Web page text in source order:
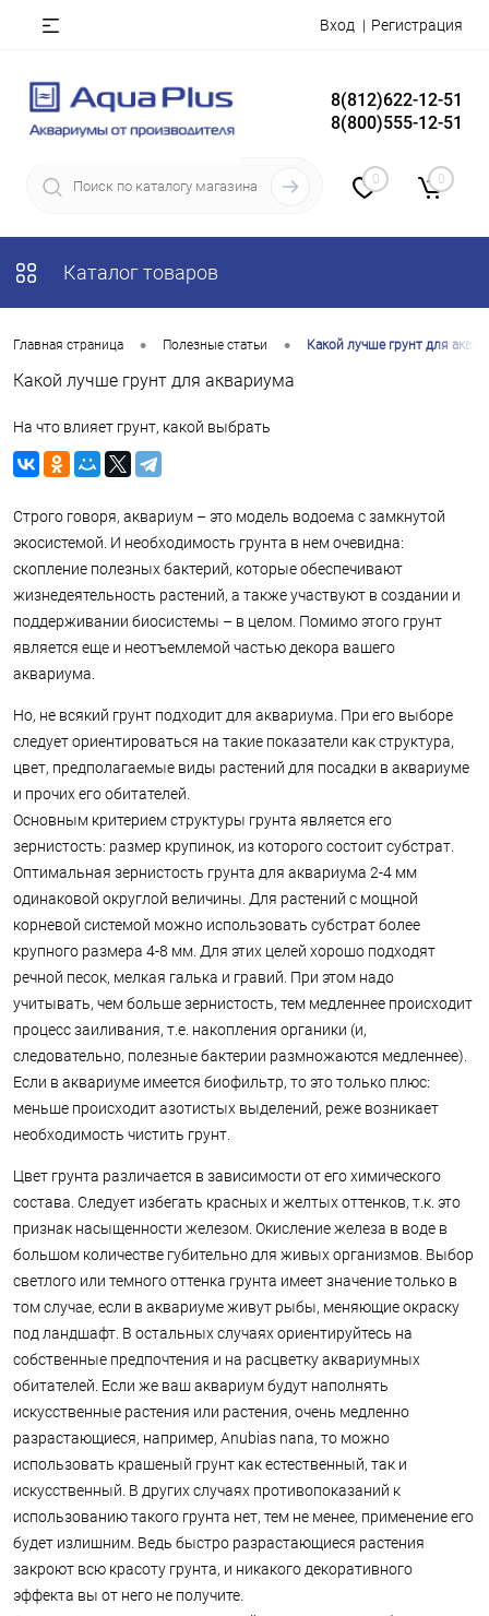
Вход Регистрация
8(812)622-12-51
8(800)555-12-51
0 0
Каталог товаров
Главная страница • Полезные статьи • Какой лучше грунт для
Какой лучше грунт для аквариума
На что влияет грунт, какой выбрать
Строго говоря, аквариум – это модель водоема с замкнутой
экосистемой. И необходимость грунта в нем очевидна:
скопление полезных бактерий, которые обеспечивают
жизнедеятельность растений, а также участвуют в создании и
поддерживании биосистемы – в целом. Помимо этого грунт
является еще и неотъемлемой частью декора вашего
аквариума.
Но, не всякий грунт подходит для аквариума. При его выборе
следует ориентироваться на такие показатели как структура,
цвет, предполагаемые виды растений для посадки в аквариуме
и прочих его обитателей.
Основным критерием структуры грунта является его
зернистость: размер крупинок, из которого состоит субстрат.
Оптимальная зернистость грунта для аквариума 2-4 мм
одинаковой округлой величины. Для растений с мощной
корневой системой можно использовать субстрат более
крупного размера 4-8 мм. Для этих целей хорошо подходят
речной песок, мелкая галька и гравий. При этом надо
учитывать, чем больше зернистость, тем медленнее происходит
процесс заиливания, т.е. накопления органики (и,
следовательно, полезные бактерии размножаются медленнее).
Если в аквариуме имеется биофильтр, то это только плюс:
меньше происходит азотистых выделений, реже возникает
необходимость чистить грунт.
Цвет грунта различается в зависимости от его химического
состава. Следует избегать красных и желтых оттенков, т.к. это
признак насыщенности железом. Окисление железа в воде в
большом количестве губительно для живых организмов. Выбор
светлого или темного оттенка грунта имеет значение только в
том случае, если в аквариуме живут рыбы, меняющие окраску
под ландшафт. В остальных случаях ориентируйтесь на
собственные предпочтения и на расцветку аквариумных
обитателей. Если же ваш аквариум будут наполнять
искусственные растения или растения, очень медленно
разрастающиеся, например, Anubias nana, то можно
использовать крашеный грунт как естественный, так и
искусственный. В других случаях противопоказаний к
использованию такого грунта нет, тем не менее, применение его
будет излишним. Ведь быстро разрастающиеся растения
закроют всю красоту грунта, и никакого декоративного
эффекта вы от него не получите.